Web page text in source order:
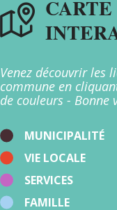
CARTE
Venez découvrir les
commune en
de couleurs - Bonne
MUNICIPALITÉ
VIE LOCALE
SERVICES
FAMILLE